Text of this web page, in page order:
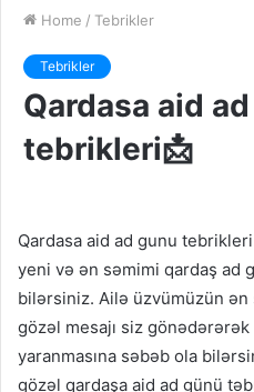
Home / Tebrikler
Tebrikler
Qardasa aid
tebrikleri📩
Qardasa aid ad gunu tebrikleri
yeni və ən səmimi qardaş ad
bilərsiniz. Ailə üzvümüzün ən
gözəl mesajı siz
yaranmasına səbəb ola
gözəl qardaşa aid ad günü